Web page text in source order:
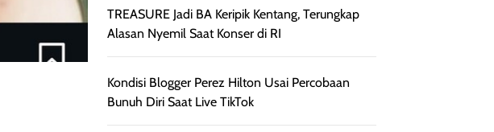
TREASURE Jadi BA Keripik Kentang, Terungkap
Alasan Nyemil Saat Konser di RI
Kondisi Blogger Perez Hilton Usai Percobaan
Bunuh Diri Saat Live TikTok